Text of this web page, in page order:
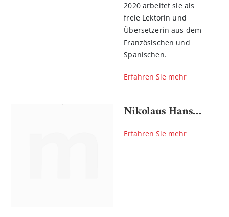
2020 arbeitet sie als
freie Lektorin und
Übersetzerin aus dem
Französischen und
Spanischen.
Erfahren Sie mehr
Nikolaus Hansen
Erfahren Sie mehr